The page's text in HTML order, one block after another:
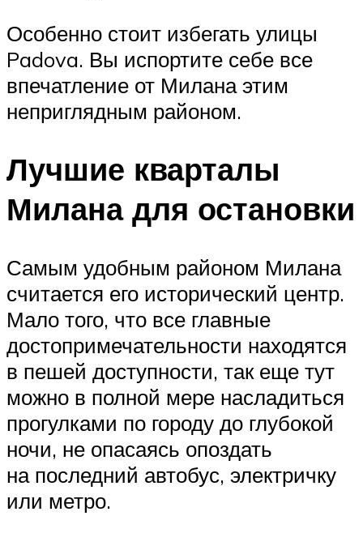
Особенно стоит избегать улицы
Padova. Вы испортите себе все
впечатление от Милана этим
неприглядным районом.
Лучшие кварталы
Милана для остановки
Самым удобным районом Милана
считается его исторический центр.
Мало того, что все главные
достопримечательности находятся
в пешей доступности, так еще тут
можно в полной мере насладиться
прогулками по городу до глубокой
ночи, не опасаясь опоздать
на последний автобус, электричку
или метро.